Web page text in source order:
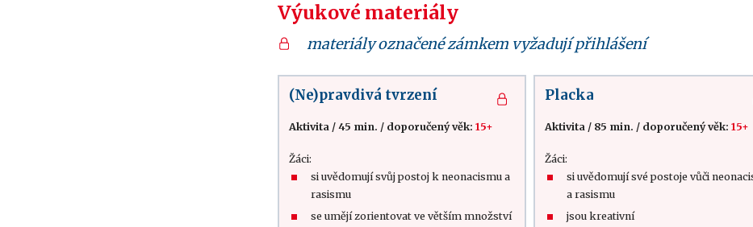
Výukové materiály
materiály označené zámkem vyžadují přihlášení
(Ne)pravdivá tvrzení
Aktivita / 45 min. / doporučený věk: 15+
Žáci:
si uvědomují svůj postoj k neonacismu a
rasismu
se umějí zorientovat ve větším množství
Placka
Aktivita / 85 min. / doporučený věk:15+
Žáci:
si uvědomují své postoje vůči
a rasismu
jsou kreativní